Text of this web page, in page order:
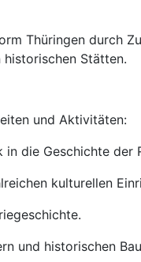
Thüringen durch
Stätten.
und Aktivitäten:
in die Geschichte der
kulturellen
und historischen